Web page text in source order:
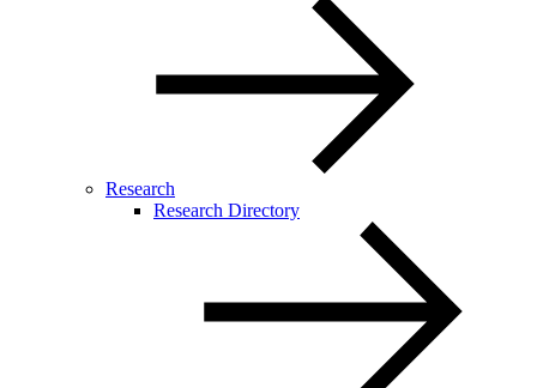
Research
Research Directory